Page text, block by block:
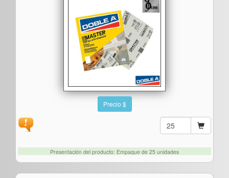
Precio $
Presentación del producto: Empaque de 25 unidades